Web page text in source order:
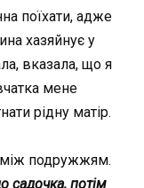
поїхати, адже
хазяйнує у
вказала, що я
мене
рідну матір.
між подружжям.
садочка, потім